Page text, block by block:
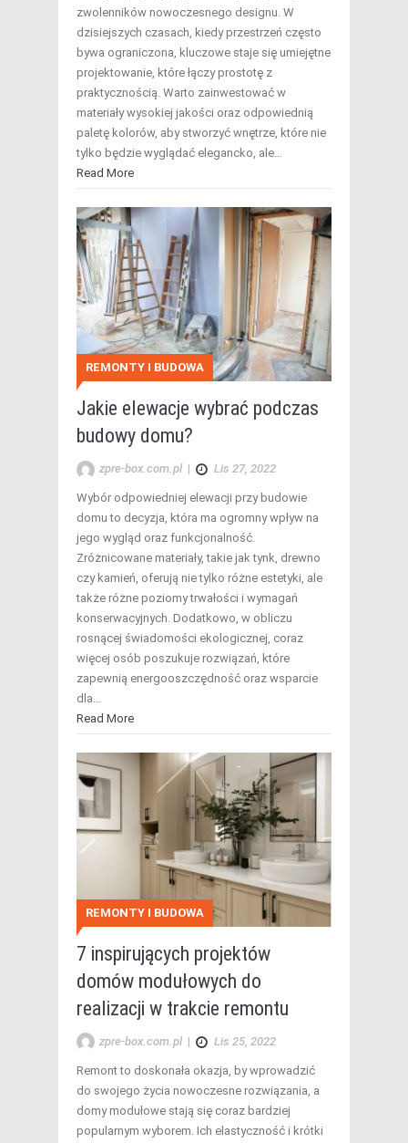
zwolenników nowoczesnego designu. W
dzisiejszych czasach, kiedy przestrzeń często
bywa ograniczona, kluczowe staje się umiejętne
projektowanie, które łączy prostotę z
praktycznością. Warto zainwestować w
materiały wysokiej jakości oraz odpowiednią
paletę kolorów, aby stworzyć wnętrze, które nie
tylko będzie wyglądać elegancko, ale…
Read More
REMONTY I BUDOWA
Jakie elewacje wybrać podczas
budowy domu?
zpre-box.com.pl | Lis 27, 2022
Wybór odpowiedniej elewacji przy budowie
domu to decyzja, która ma ogromny wpływ na
jego wygląd oraz funkcjonalność.
Zróżnicowane materiały, takie jak tynk, drewno
czy kamień, oferują nie tylko różne estetyki, ale
także różne poziomy trwałości i wymagań
konserwacyjnych. Dodatkowo, w obliczu
rosnącej świadomości ekologicznej, coraz
więcej osób poszukuje rozwiązań, które
zapewnią energooszczędność oraz wsparcie
dla…
Read More
REMONTY I BUDOWA
7 inspirujących projektów
domów modułowych do
realizacji w trakcie remontu
zpre-box.com.pl | Lis 25, 2022
Remont to doskonała okazja, by wprowadzić
do swojego życia nowoczesne rozwiązania, a
domy modułowe stają się coraz bardziej
popularnym wyborem. Ich elastyczność i krótki